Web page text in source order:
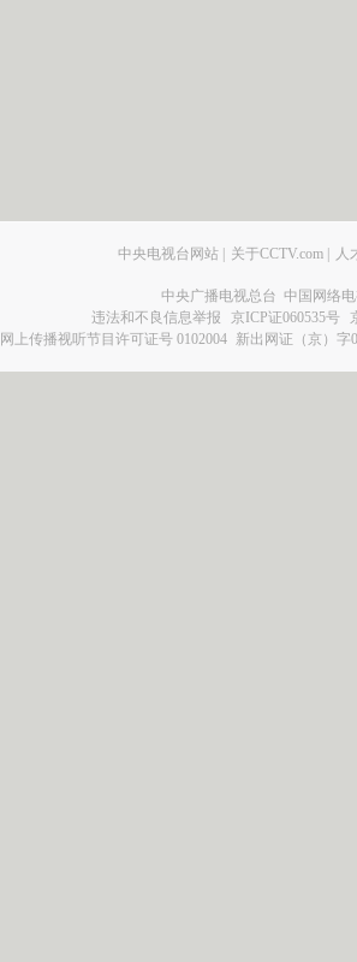
中央电视台网站 | 关于CCTV.com | 人
中央广播电视总台 中国网络
违法和不良信息举报
京ICP证060535号
网上传播视听节目许可证号 0102004 新出网证（京）